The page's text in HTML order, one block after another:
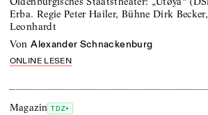
Erba. Regie Peter Hailer, Bühne Dirk
Leonhardt
von Alexander Schnackenburg
ONLINE LESEN
Magazin TDZ+